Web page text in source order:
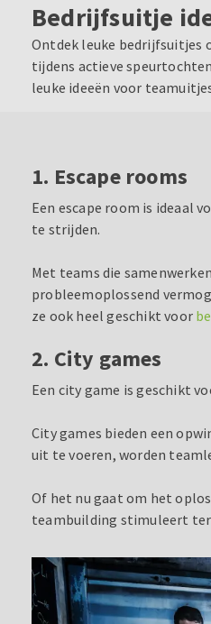
Bedrijfsuitje
Ontdek leuke bedrijfsuitjes
tijdens actieve
leuke ideeën voor
1. Escape rooms
Een escape room is ideaal
te strijden.
Met teams die
probleemoplossend
ze ook heel geschikt voor
2. City games
Een city game is geschikt
City games bieden een
uit te voeren, worden
Of het nu gaat om het
teambuilding stimuleert